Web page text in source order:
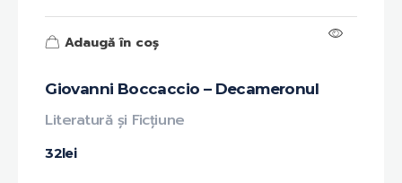
Giovanni Boccaccio – Decameronul
32lei
Literatură și Ficțiune
Adaugă în coș